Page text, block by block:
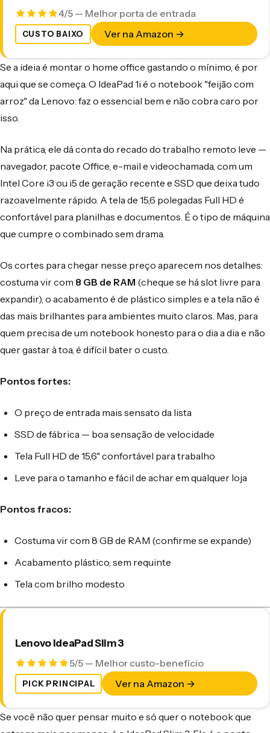
4/5 — Melhor porta de entrada
CUSTO BAIXO Ver na Amazon →
Se a ideia é montar o home office gastando o mínimo, é por
aqui que se começa. O IdeaPad 1i é o notebook "feijão com
arroz" da Lenovo: faz o essencial bem e não cobra caro por
isso.
Na prática, ele dá conta do recado do trabalho remoto leve —
navegador, pacote Office, e-mail e videochamada, com um
Intel Core i3 ou i5 de geração recente e SSD que deixa tudo
razoavelmente rápido. A tela de 15,6 polegadas Full HD é
confortável para planilhas e documentos. É o tipo de máquina
que cumpre o combinado sem drama.
Os cortes para chegar nesse preço aparecem nos detalhes:
costuma vir com 8 GB de RAM (cheque se há slot livre para
expandir), o acabamento é de plástico simples e a tela não é
das mais brilhantes para ambientes muito claros. Mas, para
quem precisa de um notebook honesto para o dia a dia e não
quer gastar à toa, é difícil bater o custo.
Pontos fortes:
O preço de entrada mais sensato da lista
SSD de fábrica — boa sensação de velocidade
Tela Full HD de 15,6" confortável para trabalho
Leve para o tamanho e fácil de achar em qualquer loja
Pontos fracos:
Costuma vir com 8 GB de RAM (confirme se expande)
Acabamento plástico, sem requinte
Tela com brilho modesto
Lenovo IdeaPad Slim 3
5/5 — Melhor custo-benefício
PICK PRINCIPAL Ver na Amazon →
Se você não quer pensar muito e só quer o notebook que